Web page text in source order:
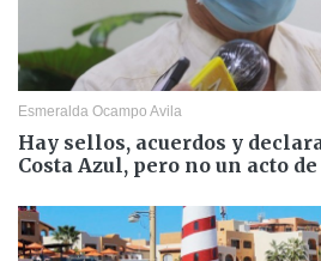
Esmeralda Ocampo Avila
Hay sellos, acuerdos y
Costa Azul, pero no un acto de